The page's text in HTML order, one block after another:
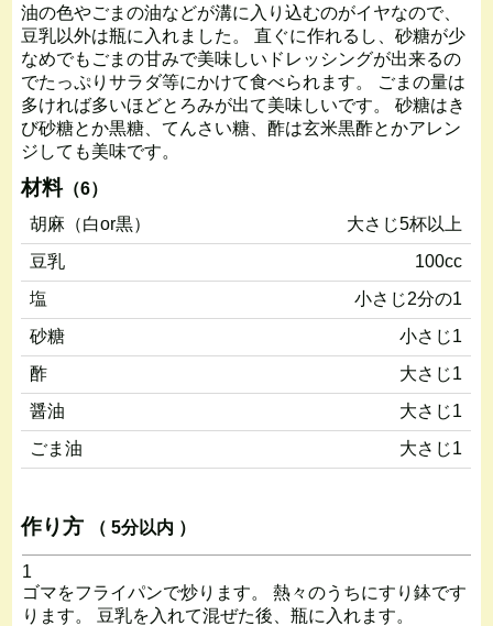
油の色やごまの油などが溝に入り込むのがイヤなので、
豆乳以外は瓶に入れました。 直ぐに作れるし、砂糖が少
なめでもごまの甘みで美味しいドレッシングが出来るの
でたっぷりサラダ等にかけて食べられます。 ごまの量は
多ければ多いほどとろみが出て美味しいです。 砂糖はき
び砂糖とか黒糖、てんさい糖、酢は玄米黒酢とかアレン
ジしても美味です。
材料（6）
胡麻（白or黒）
大さじ5杯以上
豆乳
100cc
塩
小さじ2分の1
砂糖
小さじ1
酢
大さじ1
醤油
大さじ1
ごま油
大さじ1
作り方 （ 5分以内 ）
1
ゴマをフライパンで炒ります。 熱々のうちにすり鉢です
ります。 豆乳を入れて混ぜた後、瓶に入れます。